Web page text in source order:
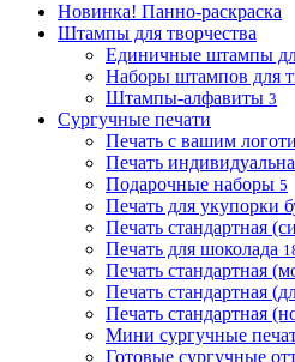
Новинка! Панно-раскраска
Штампы для творчества
Единичные штампы
Наборы штампов для
Штампы-алфавиты 3
Сургучные печати
Печать с вашим
Печать
Подарочные наборы 5
Печать для укупорки
Печать стандартная
Печать для шоколада
Печать стандартная
Печать стандартная
Печать стандартная
Мини сургучные
Готовые сургучные